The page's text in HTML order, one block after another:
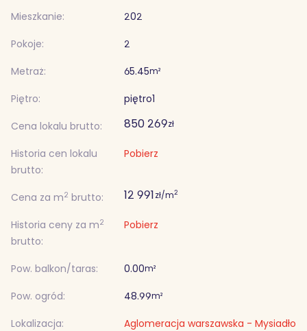
Mieszkanie:
202
Pokoje:
2
Metraż:
65.45m²
Piętro: piętro1
Cena lokalu brutto:
850 269zł
Historia cen lokalu
brutto:
Pobierz
Cena za m2 brutto: 12 991zł/m2
Historia ceny za m2
brutto:
Pobierz
Pow. balkon/taras: 0.00m²
Pow. ogród: 48.99m²
Lokalizacja:
Aglomeracja warszawska - Mysiadło